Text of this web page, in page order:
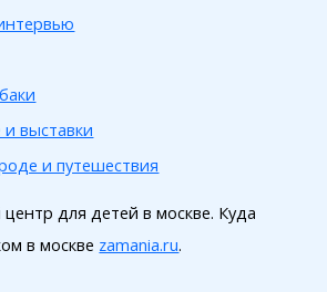
выставки
и путешествия
центр для детей в москве. Куда
в москве zamania.ru.